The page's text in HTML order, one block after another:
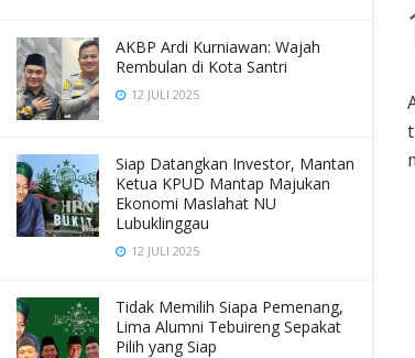
AKBP Ardi Kurniawan: Wajah
Rembulan di Kota Santri
12 JULI 2025
Siap Datangkan Investor, Mantan
Ketua KPUD Mantap Majukan
Ekonomi Maslahat NU
Lubuklinggau
12 JULI 2025
Tidak Memilih Siapa Pemenang,
Lima Alumni Tebuireng Sepakat
Pilih yang Siap